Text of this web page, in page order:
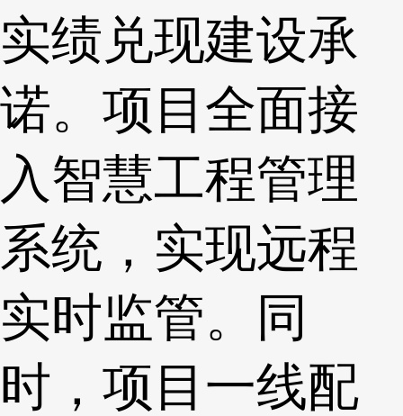
实绩兑现建设承
诺。项目全面接
入智慧工程管理
系统，实现远程
实时监管。同
时，项目一线配